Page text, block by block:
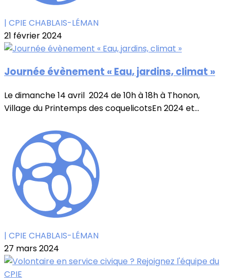
| CPIE CHABLAIS-LÉMAN
21 février 2024
Journée évènement « Eau, jardins, climat »
Le dimanche 14 avril 2024 de 10h à 18h à Thonon,
Village du Printemps des coquelicotsEn 2024 et...
| CPIE CHABLAIS-LÉMAN
27 mars 2024